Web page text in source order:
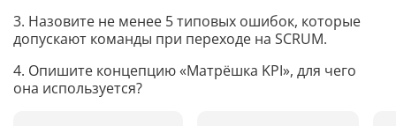
3. Назовите не менее 5 типовых ошибок, которые
допускают команды при переходе на SCRUM.
4. Опишите концепцию «Матрёшка KPI», для чего
она используется?